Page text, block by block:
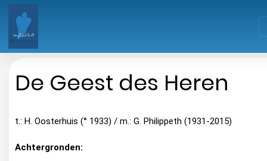
De Geest des Heren
t.: H. Oosterhuis (° 1933) / m.: G. Philippeth (1931-2015)
Achtergronden: